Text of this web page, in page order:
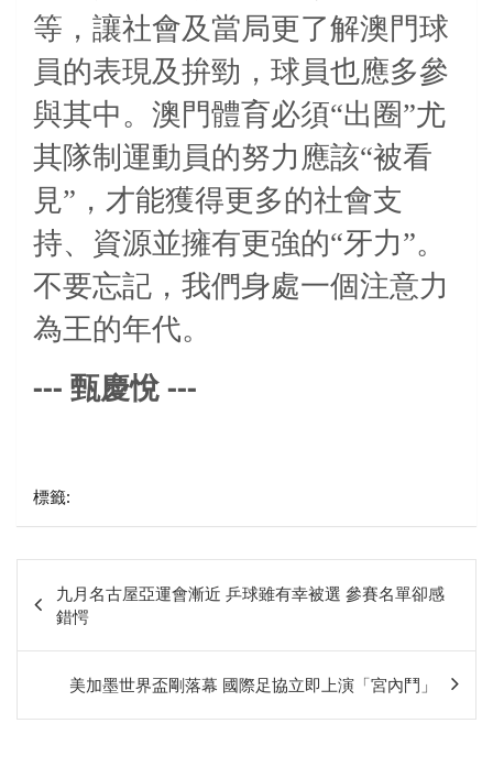
等，讓社會及當局更了解澳門球
員的表現及拚勁，球員也應多參
與其中。澳門體育必須“出圈”尤
其隊制運動員的努力應該“被看
見”，才能獲得更多的社會支
持、資源並擁有更強的“牙力”。
不要忘記，我們身處一個注意力
為王的年代。
--- 甄慶悅 ---
標籤:
章
相
九月名古屋亞運會漸近 乒球雖有幸被選 參賽名單卻感
錯愕
美加墨世界盃剛落幕 國際足協立即上演「宮內鬥」